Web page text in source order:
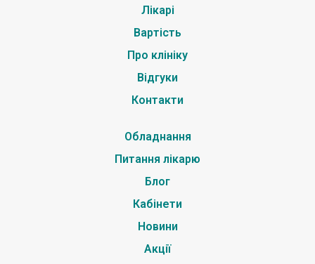
Лікарі
Вартість
Про клініку
Відгуки
Контакти
Обладнання
Питання лікарю
Блог
Кабінети
Новини
Акції